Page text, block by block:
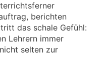
berichten
das schale Gefühl:
Lehrern immer
selten zur